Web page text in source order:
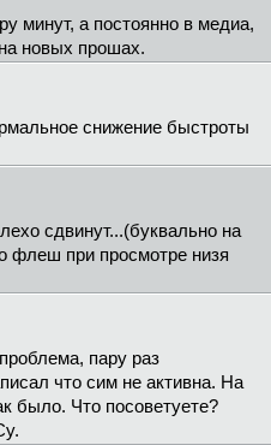
минут, а постоянно в медиа,
новых прошах.
снижение быстроты
сдвинут...(буквально на
флеш при просмотре низя
пару раз
что сим не активна. На
было. Что посоветуете?